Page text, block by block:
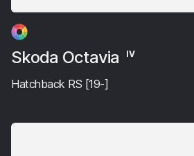
Skoda Octavia IV
Hatchback RS [19-]